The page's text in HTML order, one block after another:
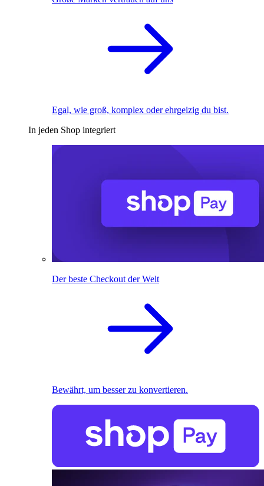
Egal, wie groß, komplex oder ehrgeizig du bist.
In jeden Shop integriert
Der beste Checkout der Welt
Bewährt, um besser zu konvertieren.